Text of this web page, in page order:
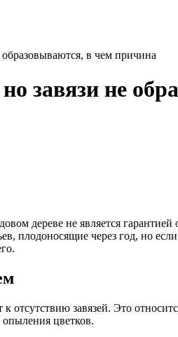
образовываются, в чем причина
завязи не
дереве не является
плодоносящие через год, но
отсутствию завязей. Это
цветков.